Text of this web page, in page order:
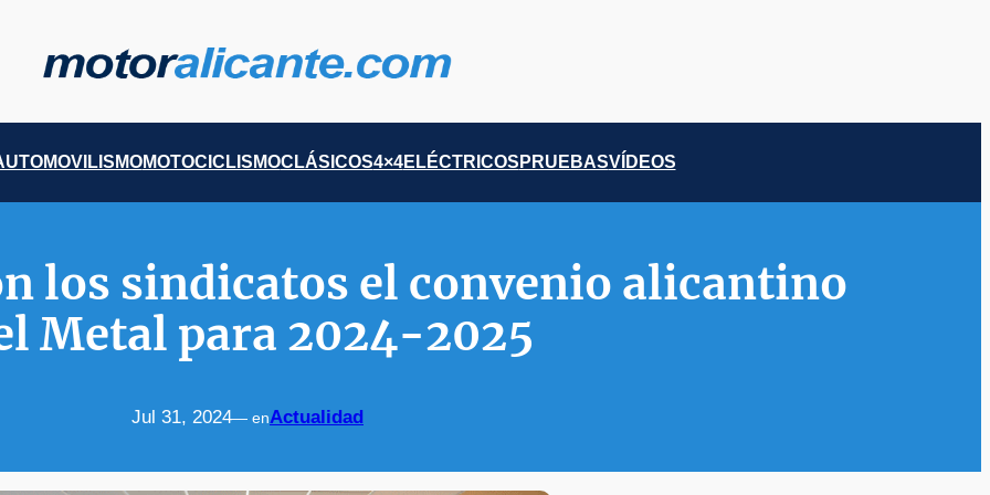
MOTOCICLISMOCLÁSICOS4×4ELÉCTRICOS PRUEBASVÍDEOS
los sindicatos el convenio alicantino
Metal para 2024-2025
Jul 31, 2024— enActualidad